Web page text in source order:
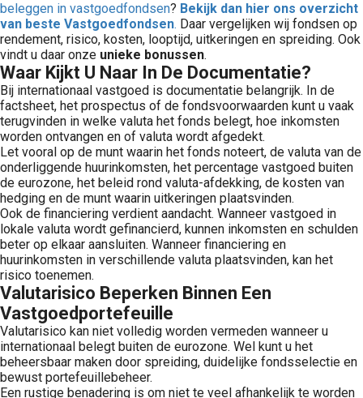
beleggen in vastgoedfondsen? Bekijk dan hier ons overzicht
van beste Vastgoedfondsen. Daar vergelijken wij fondsen op
rendement, risico, kosten, looptijd, uitkeringen en spreiding. Ook
vindt u daar onze unieke bonussen.
Waar Kijkt U Naar In De Documentatie?
Bij internationaal vastgoed is documentatie belangrijk. In de
factsheet, het prospectus of de fondsvoorwaarden kunt u vaak
terugvinden in welke valuta het fonds belegt, hoe inkomsten
worden ontvangen en of valuta wordt afgedekt.
Let vooral op de munt waarin het fonds noteert, de valuta van de
onderliggende huurinkomsten, het percentage vastgoed buiten
de eurozone, het beleid rond valuta-afdekking, de kosten van
hedging en de munt waarin uitkeringen plaatsvinden.
Ook de financiering verdient aandacht. Wanneer vastgoed in
lokale valuta wordt gefinancierd, kunnen inkomsten en schulden
beter op elkaar aansluiten. Wanneer financiering en
huurinkomsten in verschillende valuta plaatsvinden, kan het
risico toenemen.
Valutarisico Beperken Binnen Een
Vastgoedportefeuille
Valutarisico kan niet volledig worden vermeden wanneer u
internationaal belegt buiten de eurozone. Wel kunt u het
beheersbaar maken door spreiding, duidelijke fondsselectie en
bewust portefeuillebeheer.
Een rustige benadering is om niet te veel afhankelijk te worden